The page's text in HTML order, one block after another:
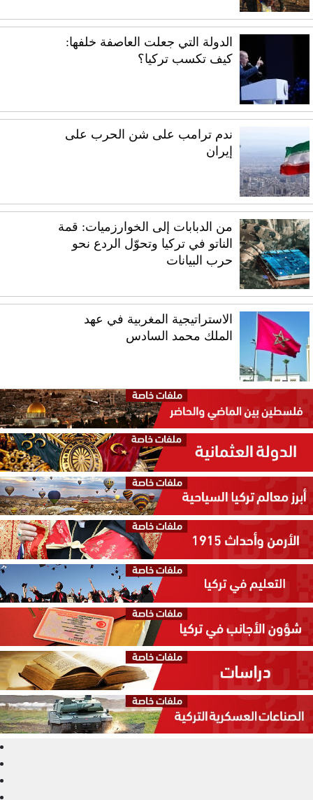
الدولة التي جعلت العاصفة خلفها:
كيف تكسب تركيا؟
ندم ترامب على شن الحرب على
إيران
من الدبابات إلى الخوارزميات: قمة
الناتو في تركيا وتحوّل الردع نحو
حرب البيانات
الاستراتيجية المغربية في عهد
الملك محمد السادس